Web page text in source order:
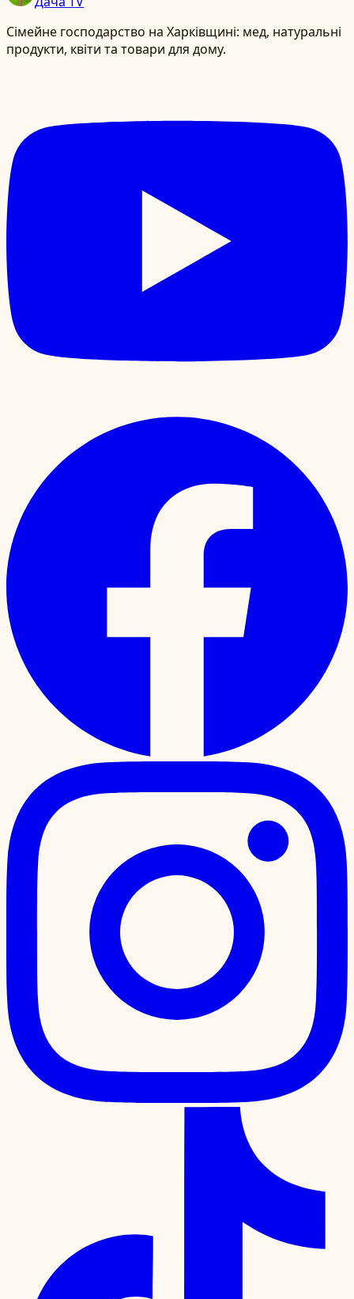
Сімейне господарство на Харківщині: мед, натуральні
продукти, квіти та товари для дому.